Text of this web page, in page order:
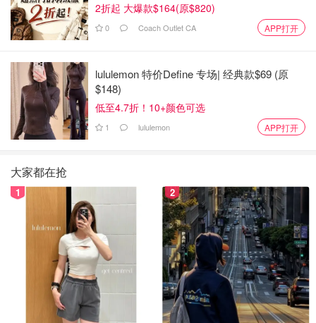
2折起 大爆款$164(原$820)
0 Coach Outlet CA APP打开
lululemon 特价Define 专场| 经典款$69 (原
$148)
低至4.7折！10+颜色可选
1 lululemon APP打开
大家都在抢
1 2